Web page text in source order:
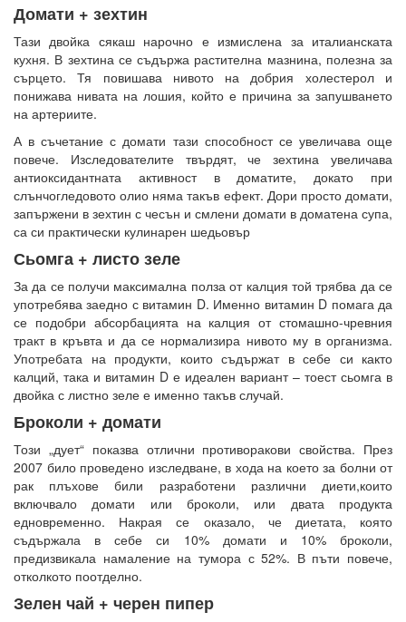
Домати + зехтин
Тази двойка сякаш нарочно е измислена за италианската
кухня. В зехтина се съдържа растителна мазнина, полезна за
сърцето. Тя повишава нивото на добрия холестерол и
понижава нивата на лошия, който е причина за запушването
на артериите.
А в съчетание с домати тази способност се увеличава още
повече. Изследователите твърдят, че зехтина увеличава
антиоксидантната активност в доматите, докато при
слънчогледовото олио няма такъв ефект. Дори просто домати,
запържени в зехтин с чесън и смлени домати в доматена супа,
са си практически кулинарен шедьовър
Сьомга + листо зеле
За да се получи максимална полза от калция той трябва да се
употребява заедно с витамин D. Именно витамин D помага да
се подобри абсорбацията на калция от стомашно-чревния
тракт в кръвта и да се нормализира нивото му в организма.
Употребата на продукти, които съдържат в себе си както
калций, така и витамин D е идеален вариант – тоест сьомга в
двойка с листно зеле е именно такъв случай.
Броколи + домати
Този „дует“ показва отлични противоракови свойства. През
2007 било проведено изследване, в хода на което за болни от
рак плъхове били разработени различни диети,които
включвало домати или броколи, или двата продукта
едновременно. Накрая се оказало, че диетата, която
съдържала в себе си 10% домати и 10% броколи,
предизвикала намаление на тумора с 52%. В пъти повече,
отколкото поотделно.
Зелен чай + черен пипер